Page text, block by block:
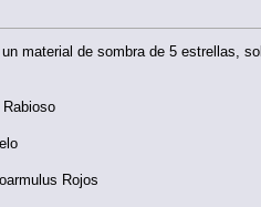
material de sombra de 5 estrellas,
Rojos